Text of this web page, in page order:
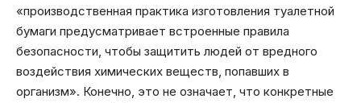
«производственная практика изготовления туалетной
бумаги предусматривает встроенные правила
безопасности, чтобы защитить людей от вредного
воздействия химических веществ, попавших в
организм». Конечно, это не означает, что конкретные